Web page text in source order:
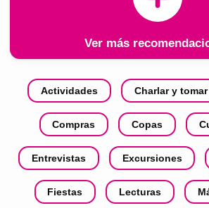
Ver más
Actividades Charlar y tomar
Compras Copas
Entrevistas Excursiones
Fiestas Lecturas